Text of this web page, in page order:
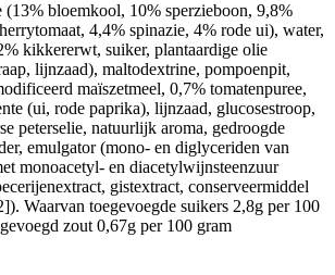
(13% bloemkool, 10% sperzieboon, 9,8%
4,4% spinazie, 4% rode ui), water,
kikkererwt, suiker, plantaardige olie
lijnzaad), maltodextrine, pompoenpit,
maïszetmeel, 0,7% tomatenpuree,
(ui, rode paprika), lijnzaad, glucosestroop,
peterselie, natuurlijk aroma, gedroogde
emulgator (mono- en diglyceriden van
monoacetyl- en diacetylwijnsteenzuur
gistextract, conserveermiddel
Waarvan toegevoegde suikers 2,8g per 100
zout 0,67g per 100 gram